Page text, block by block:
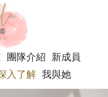
團隊介紹
新成員
入了解 我與她